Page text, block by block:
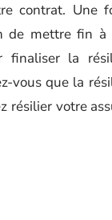
contrat. Une
mettre fin à
finaliser la
vous que la
résilier votre